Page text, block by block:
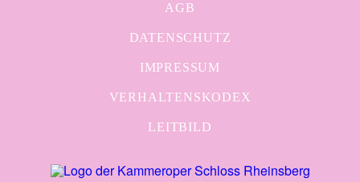
AGB
DATENSCHUTZ
IMPRESSUM
VERHALTENSKODEX
LEITBILD